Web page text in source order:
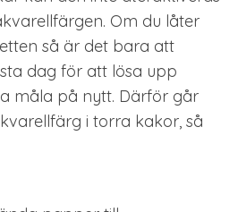
Om du låter
så är det bara att
dag för att lösa upp
måla på nytt. Därför går
i torra kakor, så